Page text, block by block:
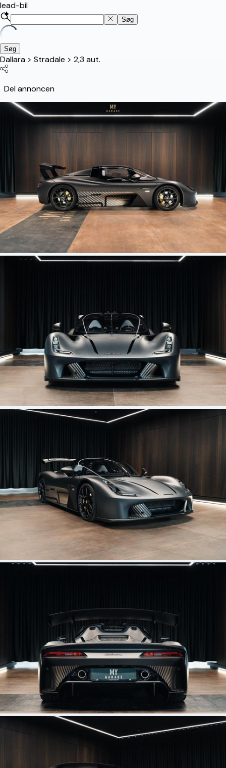
lead-bil
Søg
Søg
Dallara > Stradale > 2,3 aut.
Del annoncen